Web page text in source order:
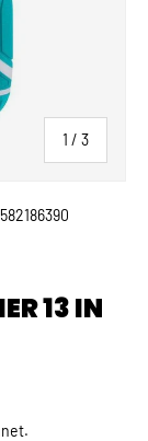
1 / von
3
13 IN